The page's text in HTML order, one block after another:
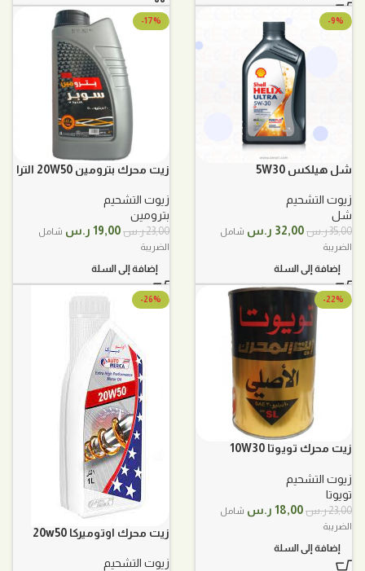
-9%
شل هيلكس 5W30
زيوت التشحيم
شل
35,00ر.س السعر
35,00 ر.س.
32,00 ر.س السعر
شامل
الضريبة
إضافة إلى السلة
-17%
زيت محرك بترومين 20W50 الترا
زيوت التشحيم
بترومين
23,00ر.س السعر
23,00 ر.س.
19,00 ر.س السعر
شامل
الضريبة
إضافة إلى السلة
-22%
زيت محرك تويوتا 10W30
زيوت التشحيم
تويوتا
23,00ر.س السعر
23,00 ر.س.
18,00 ر.س السعر
شامل
الضريبة
إضافة إلى السلة
-26%
زيت محرك اوتوميركا 20w50
زيوت التشحيم